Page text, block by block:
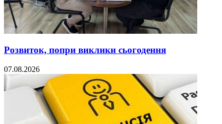
Розвиток, попри виклики сьогодення
07.08.2026